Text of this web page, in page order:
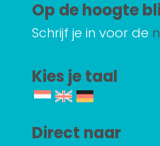
Op de hoogte
Schrijf je in voor de
Kies je taal
Direct naar